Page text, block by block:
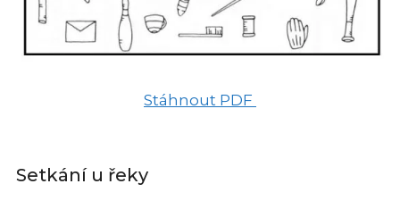
Stáhnout PDF
Setkání u řeky